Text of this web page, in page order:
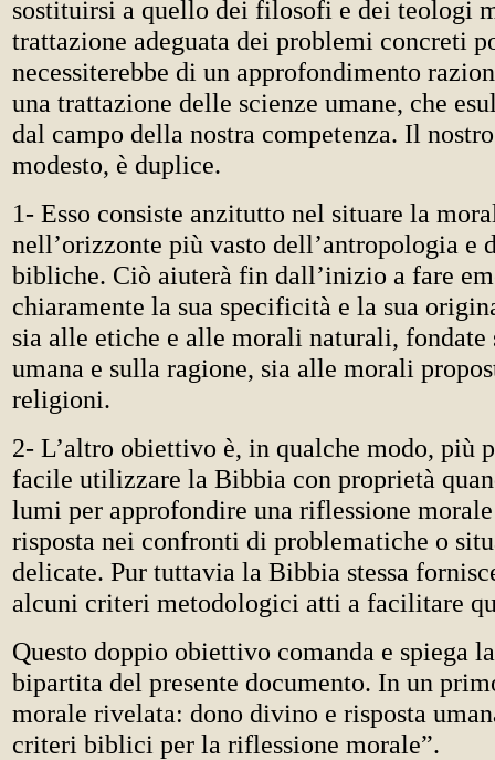
sostituirsi a quello dei filosofi e dei teologi
trattazione adeguata dei problemi concreti
necessiterebbe di un approfondimento
una trattazione delle scienze umane, che
dal campo della nostra competenza. Il
modesto, è duplice.
1- Esso consiste anzitutto nel situare la
nell’orizzonte più vasto dell’antropologia e
bibliche. Ciò aiuterà fin dall’inizio a fare
chiaramente la sua specificità e la sua
sia alle etiche e alle morali naturali, fondate
umana e sulla ragione, sia alle morali
religioni.
2- L’altro obiettivo è, in qualche modo, più
facile utilizzare la Bibbia con proprietà
lumi per approfondire una riflessione
risposta nei confronti di problematiche o
delicate. Pur tuttavia la Bibbia stessa
alcuni criteri metodologici atti a facilitare
Questo doppio obiettivo comanda e spiega
bipartita del presente documento. In un
morale rivelata: dono divino e risposta
criteri biblici per la riflessione morale”.